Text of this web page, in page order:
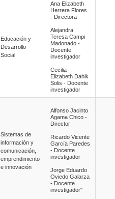
Educación y
Desarrollo
Social
Ana Elizabeth
Herrera Flores
- Directora
Alejandra
Teresa Campi
Madonado -
Docente
investigador
Cecilia
Elizabeth Dahik
Solis - Docente
investigador
Sistemas de
información y
comunicación,
emprendimiento
e innovación
Alfonso Jacinto
Agama Chico -
Director
Ricardo Vicente
García Paredes
- Docente
investigador
Jorge Eduardo
Oviedo Galarza
- Docente
investigador"